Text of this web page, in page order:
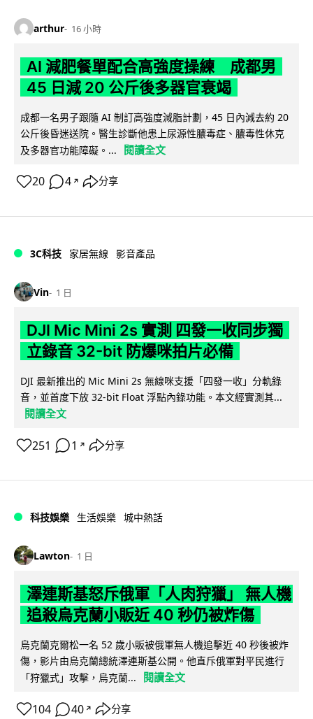
arthur 16 小時
AI 減肥餐單配合高強度操練 成都男
45 日減 20 公斤後多器官衰竭
成都一名男子跟隨 AI 制訂高強度減脂計劃，45 日內減去約 20
公斤後昏迷送院。醫生診斷他患上尿源性膿毒症、膿毒性休克
及多器官功能障礙。...
閱讀全文
20 4 ↗ 分享
3C科技 家居無線 影音產品
Vin 1 日
DJI Mic Mini 2s 實測 四發一收同步獨
立錄音 32-bit 防爆咪拍片必備
DJI 最新推出的 Mic Mini 2s 無線咪支援「四發一收」分軌錄
音，並首度下放 32-bit Float 浮點內錄功能。本文經實測其...
閱讀全文
251 1 ↗ 分享
科技娛樂 生活娛樂 城中熱話
Lawton 1 日
澤連斯基怒斥俄軍「人肉狩獵」 無人機
追殺烏克蘭小販近 40 秒仍被炸傷
烏克蘭克爾松一名 52 歲小販被俄軍無人機追擊近 40 秒後被炸
傷，影片由烏克蘭總統澤連斯基公開。他直斥俄軍對平民進行
「狩獵式」攻擊，烏克蘭...
閱讀全文
104 40 ↗ 分享